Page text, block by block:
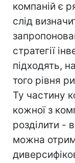
компаній є
слід
стратегії
підходять,
того рівня
Ту частину
кожної з
розділити -
можна